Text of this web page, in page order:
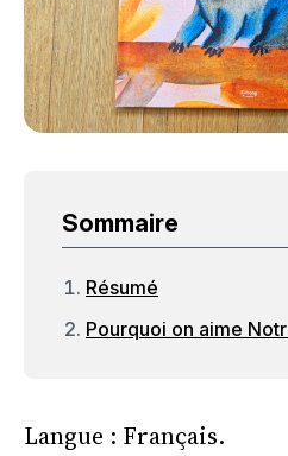
Sommaire
Résumé
Pourquoi on aime
Langue : Français.